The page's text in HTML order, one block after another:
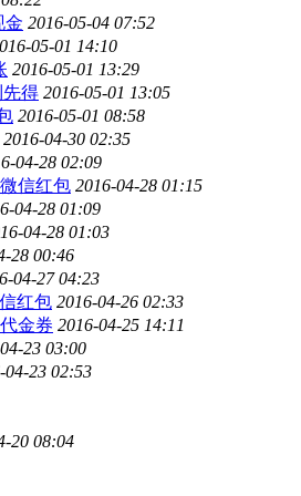
金 2016-05-04 07:52
05-01 14:10
2016-05-01 13:29
得 2016-05-01 13:05
2016-05-01 08:58
2016-04-30 02:35
04-28 02:09
信红包 2016-04-28 01:15
04-28 01:09
04-28 01:03
28 00:46
04-27 04:23
红包 2016-04-26 02:33
金券 2016-04-25 14:11
23 03:00
04-23 02:53
20 08:04